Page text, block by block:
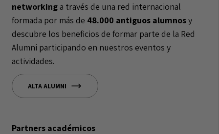
networkinga través de una red internacional
formada por más de 48.000 antiguos alumnosy
descubre los beneficios de formar parte de la Red
Alumni participando en nuestros eventos y
actividades.
ALTA ALUMNI
Partners académicos